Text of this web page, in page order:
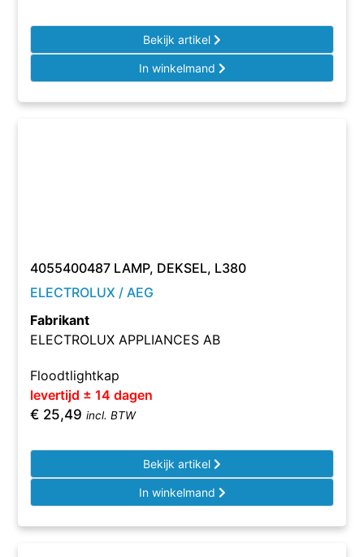
Bekijk artikel
In winkelmand
4055400487 LAMP, DEKSEL, L380
ELECTROLUX / AEG
Fabrikant
ELECTROLUX APPLIANCES AB
Floodtlightkap
levertijd ± 14 dagen
€ 25,49 incl. BTW
Bekijk artikel
In winkelmand